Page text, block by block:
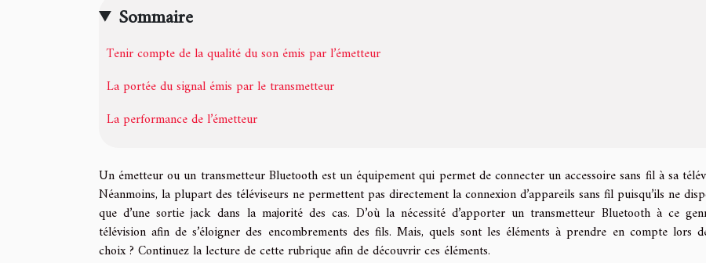
Sommaire
Tenir compte de la qualité du son émis par l’émetteur
La portée du signal émis par le transmetteur
La performance de l’émetteur
Un émetteur ou un transmetteur Bluetooth est un équipement qui permet de connecter un accessoire sans fil à sa
Néanmoins, la plupart des téléviseurs ne permettent pas directement la connexion d’appareils sans fil puisqu’ils ne
que d’une sortie jack dans la majorité des cas. D’où la nécessité d’apporter un transmetteur Bluetooth à ce
télévision afin de s’éloigner des encombrements des fils. Mais, quels sont les éléments à prendre en compte lors
choix ? Continuez la lecture de cette rubrique afin de découvrir ces éléments.